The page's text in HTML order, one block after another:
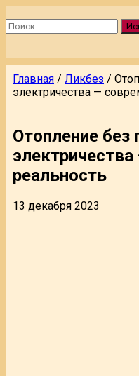
Главная / Ликбез /
электричества —
Отопление без
реальность
13 декабря 2023